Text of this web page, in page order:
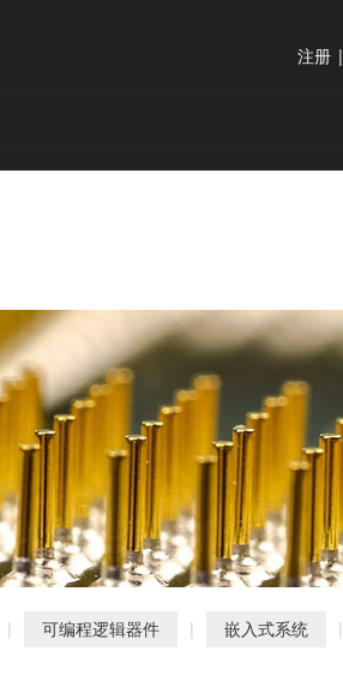
注册|
| 可编程逻辑器件 | 嵌入式系统 |